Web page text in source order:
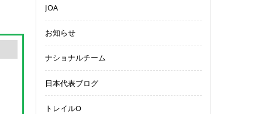
JOA
お知らせ
ナショナルチーム
日本代表ブログ
トレイルO